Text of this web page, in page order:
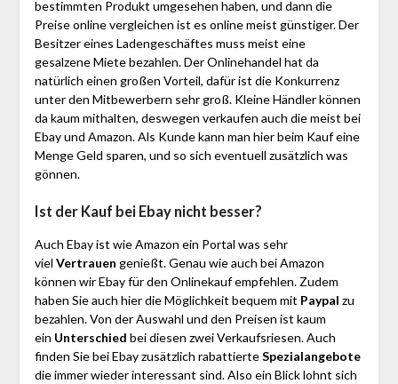
bestimmten Produkt umgesehen haben, und dann die
Preise online vergleichen ist es online meist günstiger. Der
Besitzer eines Ladengeschäftes muss meist eine
gesalzene Miete bezahlen. Der Onlinehandel hat da
natürlich einen großen Vorteil, dafür ist die Konkurrenz
unter den Mitbewerbern sehr groß. Kleine Händler können
da kaum mithalten, deswegen verkaufen auch die meist bei
Ebay und Amazon. Als Kunde kann man hier beim Kauf eine
Menge Geld sparen, und so sich eventuell zusätzlich was
gönnen.
Ist der Kauf bei Ebay nicht besser?
Auch Ebay ist wie Amazon ein Portal was sehr
viel Vertrauen genießt. Genau wie auch bei Amazon
können wir Ebay für den Onlinekauf empfehlen. Zudem
haben Sie auch hier die Möglichkeit bequem mit Paypal zu
bezahlen. Von der Auswahl und den Preisen ist kaum
ein Unterschied bei diesen zwei Verkaufsriesen. Auch
finden Sie bei Ebay zusätzlich rabattierteSpezialangebote
die immer wieder interessant sind. Also ein Blick lohnt sich